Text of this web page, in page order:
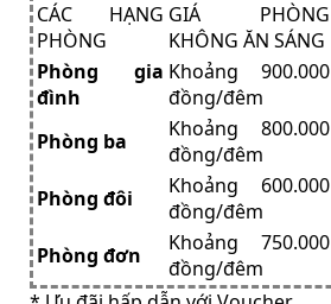
CÁC HẠNG
PHÒNG
GIÁ PHÒNG
KHÔNG ĂN SÁNG
Phòng gia
đình
Khoảng 900.000
đồng/đêm
Phòng ba
Khoảng 800.000
đồng/đêm
Phòng đôi
Khoảng 600.000
đồng/đêm
Phòng đơn
Khoảng 750.000
đồng/đêm